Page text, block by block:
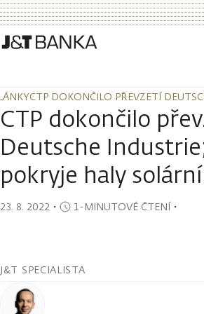
CTP DOKONČILO PŘEVZETÍ
CTP DOKONČILO PŘEVZETÍ
CTP dokončilo
Deutsche
pokryje haly
23. 8. 2022 ・ 1-MINUTOVÉ ČTENÍ・
J&T SPECIALISTA